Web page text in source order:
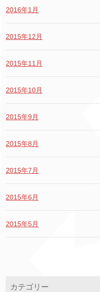
2016年1月
2015年12月
2015年11月
2015年10月
2015年9月
2015年8月
2015年7月
2015年6月
2015年5月
カテゴリー